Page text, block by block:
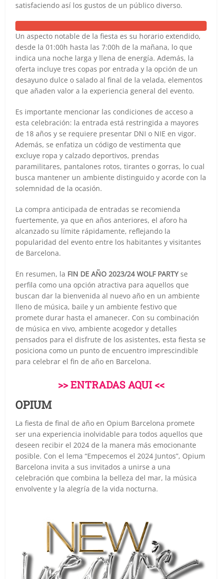
satisfaciendo así los gustos de un público diverso.
Un aspecto notable de la fiesta es su horario extendido,
desde la 01:00h hasta las 7:00h de la mañana, lo que
indica una noche larga y llena de energía. Además, la
oferta incluye tres copas por entrada y la opción de un
desayuno dulce o salado al final de la velada, elementos
que añaden valor a la experiencia general del evento.
Es importante mencionar las condiciones de acceso a
esta celebración: la entrada está restringida a mayores
de 18 años y se requiere presentar DNI o NIE en vigor.
Además, se enfatiza un código de vestimenta que
excluye ropa y calzado deportivos, prendas
paramilitares, pantalones rotos, tirantes o gorras, lo cual
busca mantener un ambiente distinguido y acorde con la
solemnidad de la ocasión.
La compra anticipada de entradas se recomienda
fuertemente, ya que en años anteriores, el aforo ha
alcanzado su límite rápidamente, reflejando la
popularidad del evento entre los habitantes y visitantes
de Barcelona.
En resumen, la FIN DE AÑO 2023/24 WOLF PARTYse
perfila como una opción atractiva para aquellos que
buscan dar la bienvenida al nuevo año en un ambiente
lleno de música, baile y un ambiente festivo que
promete durar hasta el amanecer. Con su combinación
de música en vivo, ambiente acogedor y detalles
pensados para el disfrute de los asistentes, esta fiesta se
posiciona como un punto de encuentro imprescindible
para celebrar el fin de año en Barcelona.
>> ENTRADAS AQUI <<
OPIUM
La fiesta de final de año en Opium Barcelona promete
ser una experiencia inolvidable para todos aquellos que
deseen recibir el 2024 de la manera más emocionante
posible. Con el lema “Empecemos el 2024 Juntos”, Opium
Barcelona invita a sus invitados a unirse a una
celebración que combina la belleza del mar, la música
envolvente y la alegría de la vida nocturna.